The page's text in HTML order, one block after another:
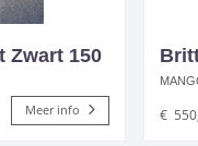
Zwart 150
Meer info €